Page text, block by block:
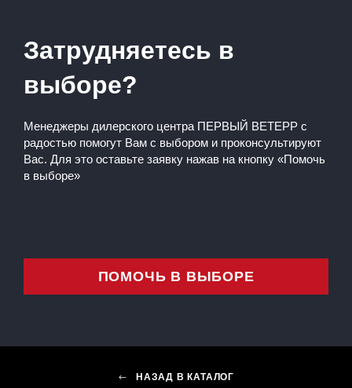
Затрудняетесь в
выборе?
Менеджеры дилерского центра ПЕРВЫЙ ВЕТЕРР с
радостью помогут Вам с выбором и проконсультируют
Вас. Для это оставьте заявку нажав на кнопку «Помочь
в выборе»
ПОМОЧЬ В ВЫБОРЕ
НАЗАД В КАТАЛОГ